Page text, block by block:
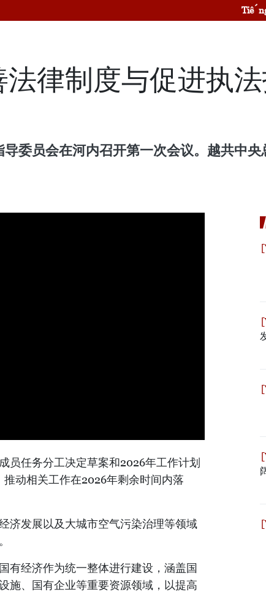
律制度与促进执
委员会在河内召开第一次会议。越共中
员任务分工决定草案和2026年工作计划
动相关工作在2026年剩余时间内落
济发展以及大城市空气污染治理等领域
有经济作为统一整体进行建设，涵盖国
施、国有企业等重要资源领域，以提高